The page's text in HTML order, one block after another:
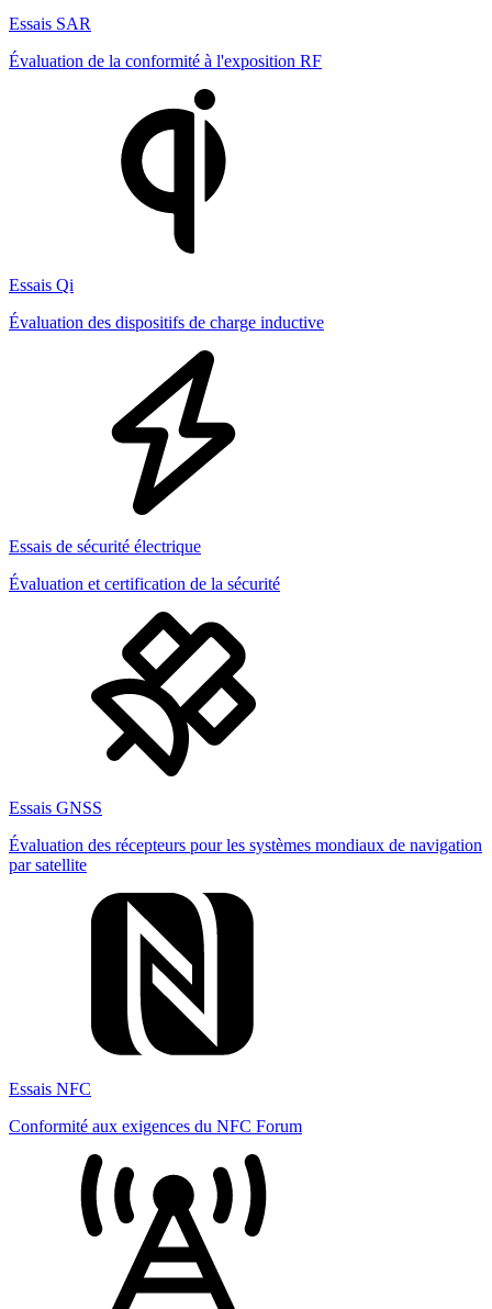
Essais SAR
Évaluation de la conformité à l'exposition RF
Essais Qi
Évaluation des dispositifs de charge inductive
Essais de sécurité électrique
Évaluation et certification de la sécurité
Essais GNSS
Évaluation des récepteurs pour les systèmes mondiaux de navigation
par satellite
Essais NFC
Conformité aux exigences du NFC Forum